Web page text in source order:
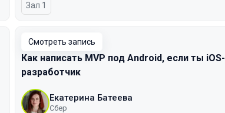
Зал 1
Смотреть запись
Как написать MVP под Android, если ты iOS-
разработчик
Екатерина Батеева
Сбер